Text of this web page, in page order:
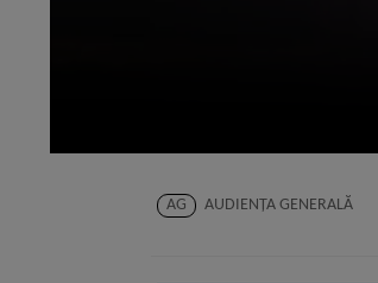
AG
AUDIENŢA GENERALĂ